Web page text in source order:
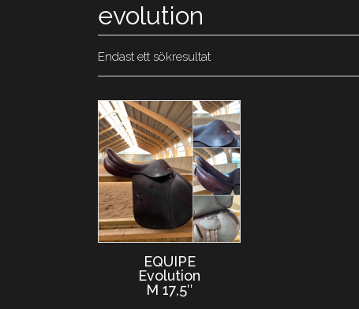
evolution
Endast ett sökresultat
EQUIPE
Evolution
M 17,5″